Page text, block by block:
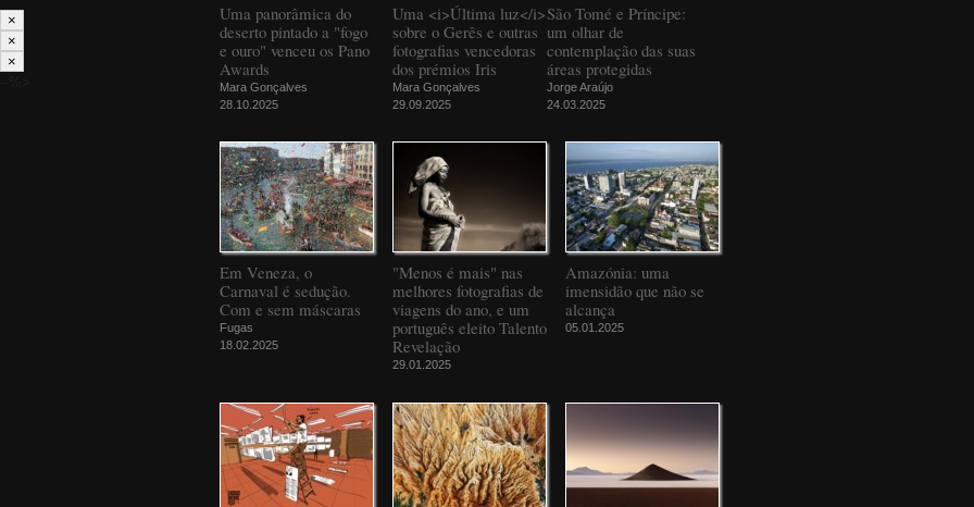
Uma panorâmica do
deserto pintado a "fogo
e ouro" venceu os Pano
Awards
Mara Gonçalves
28.10.2025
Uma <i>Última luz</i>
sobre o Gerês e outras
fotografias vencedoras
dos prémios Iris
Mara Gonçalves
29.09.2025
São Tomé e Príncipe:
um olhar de
contemplação das suas
áreas protegidas
Jorge Araújo
24.03.2025
Em Veneza, o
Carnaval é sedução.
Com e sem máscaras
Fugas
18.02.2025
"Menos é mais" nas
melhores fotografias de
viagens do ano, e um
português eleito Talento
Revelação
29.01.2025
Amazónia: uma
imensidão que não se
alcança
05.01.2025
×
×
×